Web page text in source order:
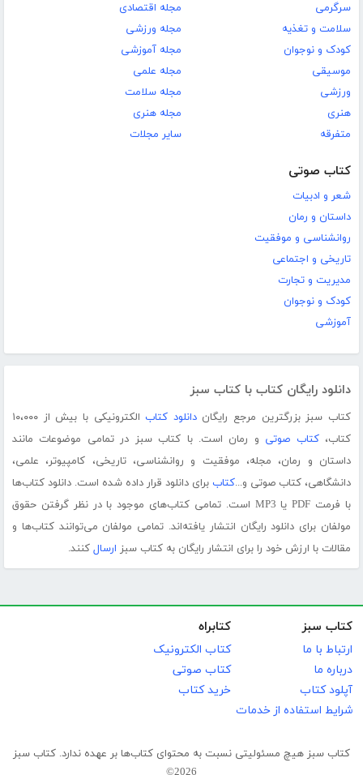
سرگرمی
سلامت و تغذیه
کودک و نوجوان
موسیقی
ورزشی
هنری
متفرقه
مجله اقتصادی
مجله ورزشی
مجله آموزشی
مجله علمی
مجله سلامت
مجله هنری
سایر مجلات
کتاب صوتی
شعر و ادبیات
داستان و رمان
روانشناسی و موفقیت
تاریخی و اجتماعی
مدیریت و تجارت
کودک و نوجوان
آموزشی
دانلود رایگان کتاب با کتاب سبز
کتاب سبز بزرگترین مرجع رایگاندانلود کتاب
الکترونیکی با بیش از ۱۰،۰۰۰
کتاب،کتاب صوتی و رمان است. با کتاب سبز در تمامی موضوعات مانند
داستان و رمان، مجله، موفقیت و روانشناسی، تاریخی، کامپیوتر، علمی،
دانشگاهی، کتاب صوتی و...کتاب برای دانلود قرار داده شده است. دانلود کتاب‌ها
با فرمت PDF یا MP3 است. تمامی کتاب‌های موجود با در نظر گرفتن حقوق
مولفان برای دانلود رایگان انتشار یافته‌اند. تمامی مولفان می‌توانند کتاب‌ها و
مقالات با ارزش خود را برای انتشار رایگان به کتاب سبز ارسال کنند.
کتاب سبز
ارتباط با ما
درباره ما
آپلود کتاب
شرایط استفاده از خدمات
کتابراه
کتاب الکترونیک
کتاب صوتی
خرید کتاب
کتاب سبز هیچ مسئولیتی نسبت به محتوای کتاب‌ها بر عهده ندارد. کتاب سبز